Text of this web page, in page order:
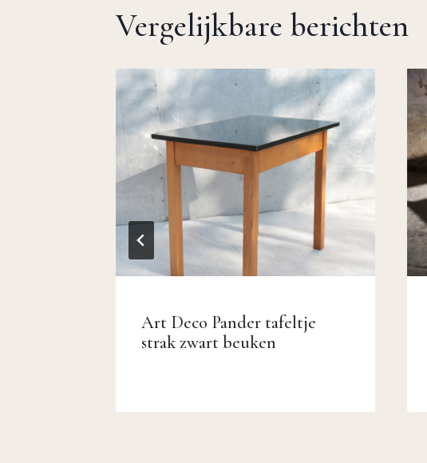
Vergelijkbare berichten
Art Deco Pander tafeltje
strak zwart beuken